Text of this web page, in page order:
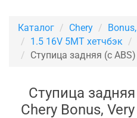
Каталог Chery
1.5 16V 5MT хетчбэк
Ступица задняя (с
Ступица
Chery Bonus,